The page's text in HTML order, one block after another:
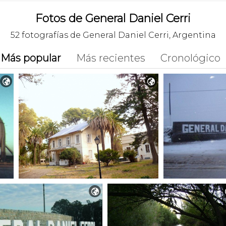
Fotos de General Daniel Cerri
52 fotografías de General Daniel Cerri, Argentina
Más popular Más recientes Cronológico
 
